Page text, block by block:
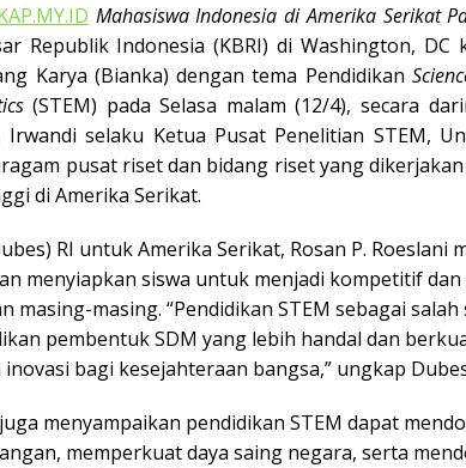
Mahasiswa Indonesia di Amerika Serikat
Republik Indonesia (KBRI) di Washington, DC
Karya (Bianka) dengan tema Pendidikan
(STEM) pada Selasa malam (12/4), secara
selaku Ketua Pusat Penelitian STEM,
pusat riset dan bidang riset yang
di Amerika Serikat.
RI untuk Amerika Serikat, Rosan P. Roeslani
menyiapkan siswa untuk menjadi kompetitif
masing-masing. “Pendidikan STEM sebagai
pembentuk SDM yang lebih handal dan
bagi kesejahteraan bangsa,” ungkap
menyampaikan pendidikan STEM dapat
memperkuat daya saing negara, serta